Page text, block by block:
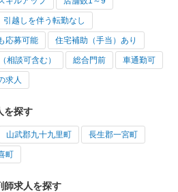
引越しを伴う転勤なし
応募可能 住宅補助（手当）あり
相談可含む） 総合門前 車通勤可
求人
を探す
山武郡九十九里町 長生郡一宮町
町
師求人を探す